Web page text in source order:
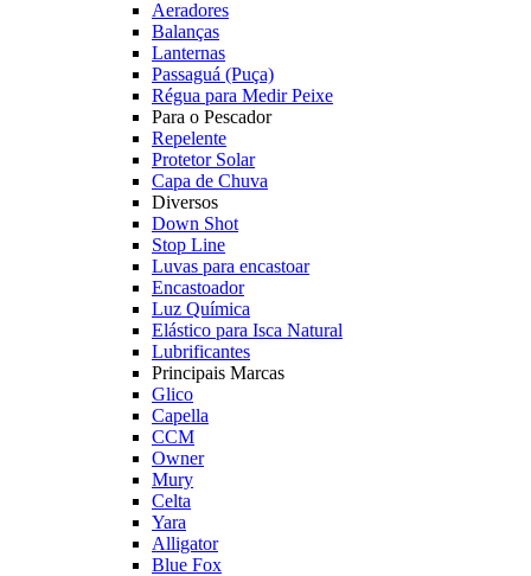
Aeradores
Balanças
Lanternas
Passaguá (Puça)
Régua para Medir Peixe
Para o Pescador
Repelente
Protetor Solar
Capa de Chuva
Diversos
Down Shot
Stop Line
Luvas para encastoar
Encastoador
Luz Química
Elástico para Isca Natural
Lubrificantes
Principais Marcas
Glico
Capella
CCM
Owner
Mury
Celta
Yara
Alligator
Blue Fox